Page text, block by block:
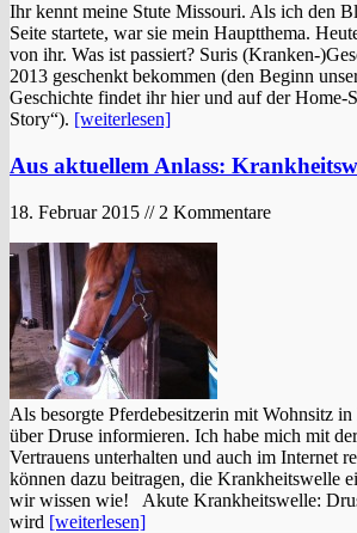
Ihr kennt meine Stute Missouri. Als ich den
Seite startete, war sie mein Hauptthema.
von ihr. Was ist passiert? Suris (Kranken-
2013 geschenkt bekommen (den Beginn
Geschichte findet ihr hier und auf der Home-
Story“). [weiterlesen]
Aus aktuellem Anlass:
18. Februar 2015 // 2 Kommentare
Als besorgte Pferdebesitzerin mit Wohnsitz
über Druse informieren. Ich habe mich mit
Vertrauens unterhalten und auch im Internet
können dazu beitragen, die Krankheitswelle
wir wissen wie! Akute Krankheitswelle:
wird [weiterlesen]